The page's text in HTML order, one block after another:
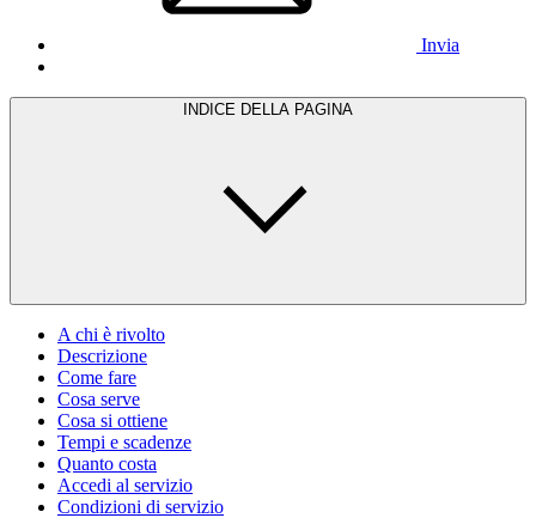
Invia
INDICE DELLA PAGINA
A chi è rivolto
Descrizione
Come fare
Cosa serve
Cosa si ottiene
Tempi e scadenze
Quanto costa
Accedi al servizio
Condizioni di servizio